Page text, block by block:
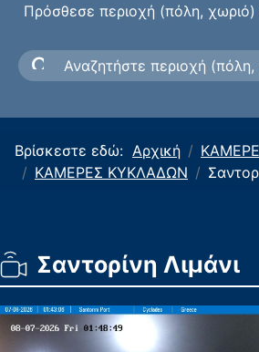
Πρόσθεσε περιοχή (πόλη, χωριό)
Βρίσκεστε εδώ: Αρχική
ΚΑΜΕΡΕΣ ΚΥΚΛΑΔΩΝ
Σαντορίνη Λιμάνι